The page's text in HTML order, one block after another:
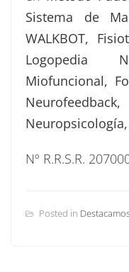
Sistema de
WALKBOT,
Logopedia
Miofuncional,
Nº R.R.S.R.
Posted in